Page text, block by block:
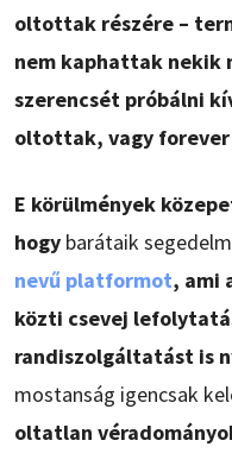
oltottak részére –
nem kaphattak nekik
szerencsét próbálni
oltottak, vagy
E körülmények
hogy barátaik
nevű platformot, ami
közti csevej
randiszolgáltatást is
mostanság igencsak
oltatlan